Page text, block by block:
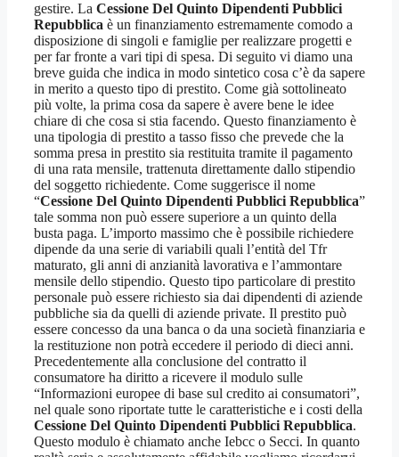
gestire. La Cessione Del Quinto Dipendenti Pubblici
Repubblica è un finanziamento estremamente comodo a
disposizione di singoli e famiglie per realizzare progetti e
per far fronte a vari tipi di spesa. Di seguito vi diamo una
breve guida che indica in modo sintetico cosa c’è da sapere
in merito a questo tipo di prestito. Come già sottolineato
più volte, la prima cosa da sapere è avere bene le idee
chiare di che cosa si stia facendo. Questo finanziamento è
una tipologia di prestito a tasso fisso che prevede che la
somma presa in prestito sia restituita tramite il pagamento
di una rata mensile, trattenuta direttamente dallo stipendio
del soggetto richiedente. Come suggerisce il nome
“Cessione Del Quinto Dipendenti Pubblici Repubblica”
tale somma non può essere superiore a un quinto della
busta paga. L’importo massimo che è possibile richiedere
dipende da una serie di variabili quali l’entità del Tfr
maturato, gli anni di anzianità lavorativa e l’ammontare
mensile dello stipendio. Questo tipo particolare di prestito
personale può essere richiesto sia dai dipendenti di aziende
pubbliche sia da quelli di aziende private. Il prestito può
essere concesso da una banca o da una società finanziaria e
la restituzione non potrà eccedere il periodo di dieci anni.
Precedentemente alla conclusione del contratto il
consumatore ha diritto a ricevere il modulo sulle
“Informazioni europee di base sul credito ai consumatori”,
nel quale sono riportate tutte le caratteristiche e i costi della
Cessione Del Quinto Dipendenti Pubblici Repubblica.
Questo modulo è chiamato anche Iebcc o Secci. In quanto